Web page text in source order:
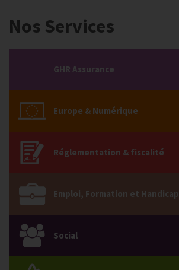
Nos Services
GHR Assurance
Europe & Numérique
Réglementation & fiscalité
Emploi, Formation et Handicap
Social